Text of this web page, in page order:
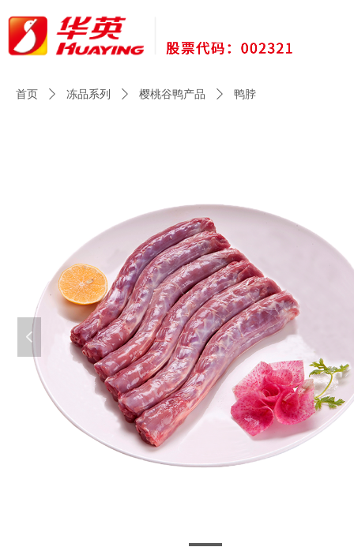
首页 ꄲ 冻品系列 ꄲ 樱桃谷鸭产品 ꄲ 鸭脖
넳